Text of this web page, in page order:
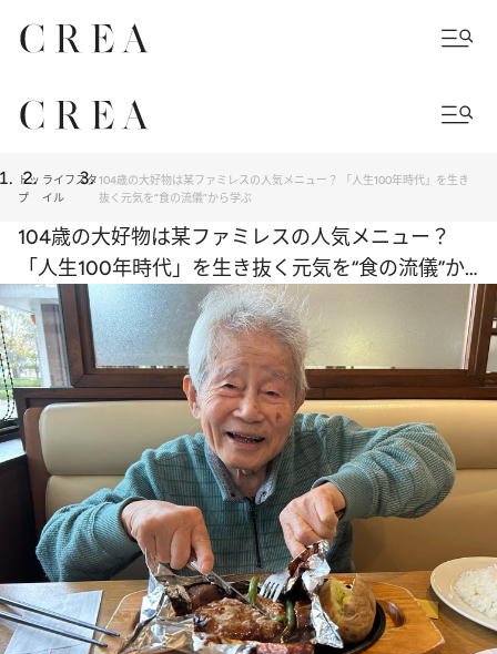
トッ
プ
ライフスタ
イル
104歳の大好物は某ファミレスの人気メニュー？ 「人生100年時代」を生き
抜く元気を“食の流儀”から学ぶ
104歳の大好物は某ファミレスの人気メニュー？
「人生100年時代」を生き抜く元気を“食の流儀”か
ら学ぶ